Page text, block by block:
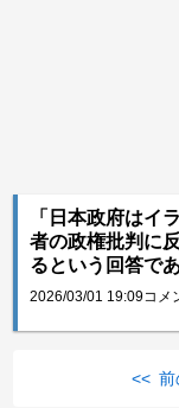
「日本政府はイ
者の政権批判に
るという回答で
2026/03/01 19:09コメ
<< 前